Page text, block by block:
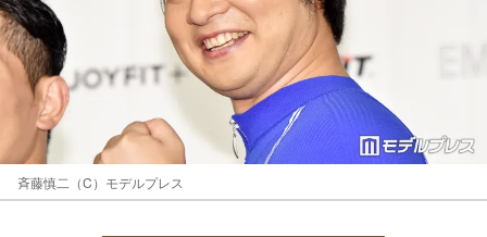
斉藤慎二（C）モデルプレス